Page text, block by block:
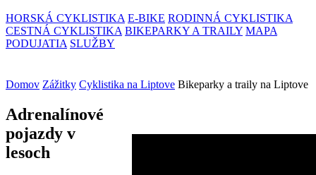
HORSKÁ CYKLISTIKA E-BIKE RODINNÁ CYKLISTIKA
CESTNÁ CYKLISTIKA BIKEPARKY A TRAILY MAPA
PODUJATIA SLUŽBY
Domov Zážitky Cyklistika na Liptove Bikeparky a traily na Liptove
Adrenalínové
pojazdy v
lesoch